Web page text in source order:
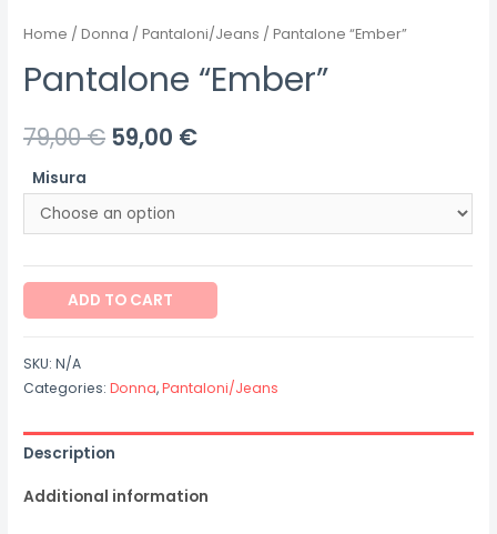
Home /Donna /Pantaloni/Jeans / Pantalone “Ember”
Pantalone “Ember”
79,00€ 59,00 €
Misura
Pantalone
"Ember"
quantity
ADD TO CART
SKU:N/A
Categories:Donna,Pantaloni/Jeans
Description
Additional information